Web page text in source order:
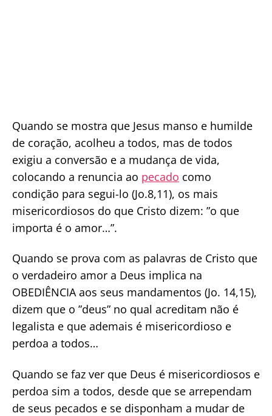
Quando se mostra que Jesus manso e humilde
de coração, acolheu a todos, mas de todos
exigiu a conversão e a mudança de vida,
colocando a renuncia ao pecado como
condição para segui-lo (Jo.8,11), os mais
misericordiosos do que Cristo dizem: ”o que
importa é o amor…”.
Quando se prova com as palavras de Cristo que
o verdadeiro amor a Deus implica na
OBEDIÊNCIA aos seus mandamentos (Jo. 14,15),
dizem que o ”deus” no qual acreditam não é
legalista e que ademais é misericordioso e
perdoa a todos…
Quando se faz ver que Deus é misericordiosos e
perdoa sim a todos, desde que se arrependam
de seus pecados e se disponham a mudar de